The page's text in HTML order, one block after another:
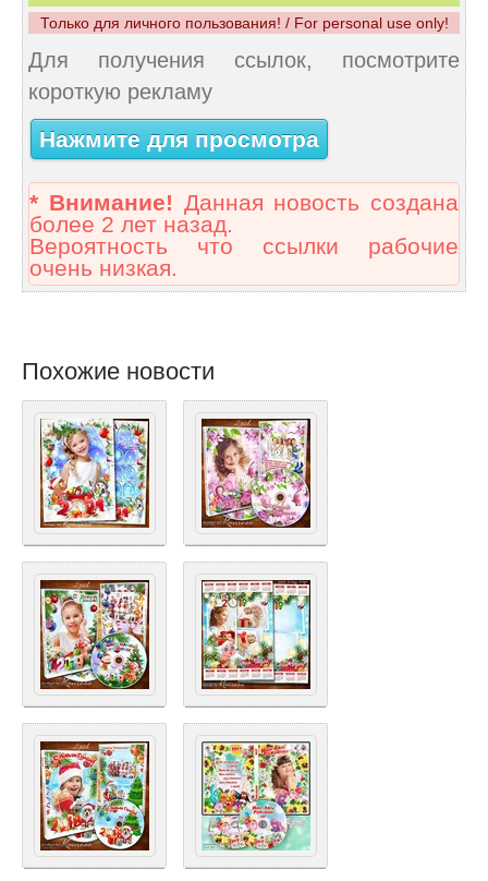
Только для личного пользования! / For personal use only!
Для получения ссылок, посмотрите
короткую рекламу
Нажмите для просмотра
* Внимание! Данная новость создана
более 2 лет назад.
Вероятность что ссылки рабочие
очень низкая.
Похожие новости